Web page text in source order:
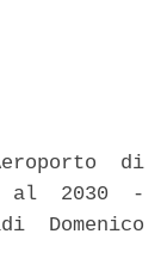
di
al  2030  -
Domenico